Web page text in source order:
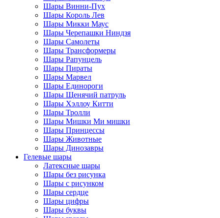
Шары Винни-Пух
Шары Король Лев
Шары Микки Маус
Шары Черепашки Ниндзя
Шары Самолеты
Шары Трансформеры
Шары Рапунцель
Шары Пираты
Шары Марвел
Шары Единороги
Шары Щенячий патруль
Шары Хэллоу Китти
Шары Тролли
Шары Мишки Ми мишки
Шары Принцессы
Шары Животные
Шары Динозавры
Гелевые шары
Латексные шары
Шары без рисунка
Шары с рисунком
Шары сердце
Шары цифры
Шары буквы